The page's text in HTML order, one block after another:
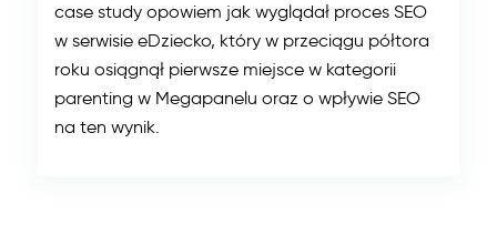
case study opowiem jak wyglądał proces SEO
w serwisie eDziecko, który w przeciągu półtora
roku osiągnął pierwsze miejsce w kategorii
parenting w Megapanelu oraz o wpływie SEO
na ten wynik.